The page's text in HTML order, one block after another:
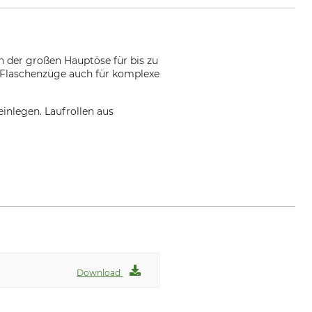
der großen Hauptöse für bis zu
auch für komplexe
Laufrollen aus
Download